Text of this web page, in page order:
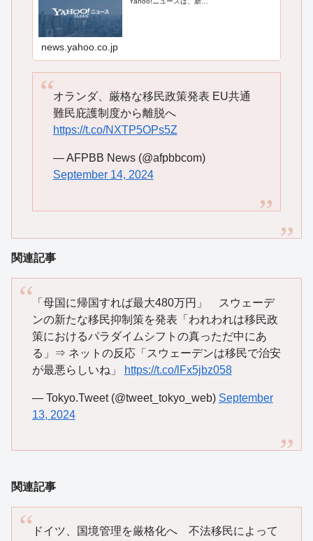
news.yahoo.co.jp
オランダ、厳格な移民政策発表 EU共通
難民庇護制度から離脱へ
https://t.co/NXTP5OPs5Z
— AFPBB News (@afpbbcom)
September 14, 2024
関連記事
「母国に帰国すれば最大480万円」 スウェーデ
ンの新たな移民抑制策を発表「われわれは移民政
策におけるパラダイムシフトの真っただ中にあ
る」⇒ ネットの反応「スウェーデンは移民で治安
が最悪らしいね」
https://t.co/lFx5jbz058
— Tokyo.Tweet (@tweet_tokyo_web) September
13, 2024
関連記事
ドイツ、国境管理を厳格化へ 不法移民によって